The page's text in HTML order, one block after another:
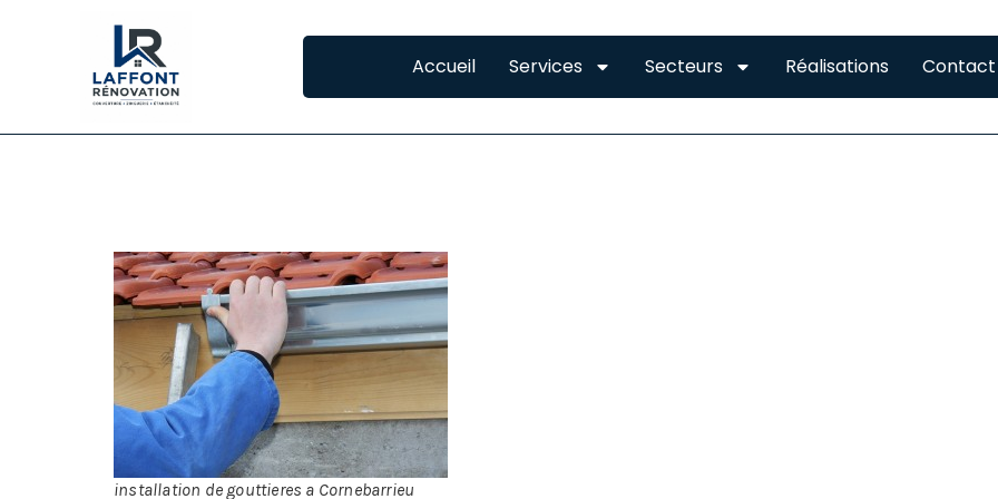
Accueil Services Secteurs Réalisations Contact
installation de gouttieres a Cornebarrieu